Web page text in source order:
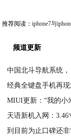
推荐阅读：iphone7与
频道更新
中国北斗导航系统
经典全键盘手机再
MIUI更新：“我的小
天语新机入网：3.46
到目前为止口碑还